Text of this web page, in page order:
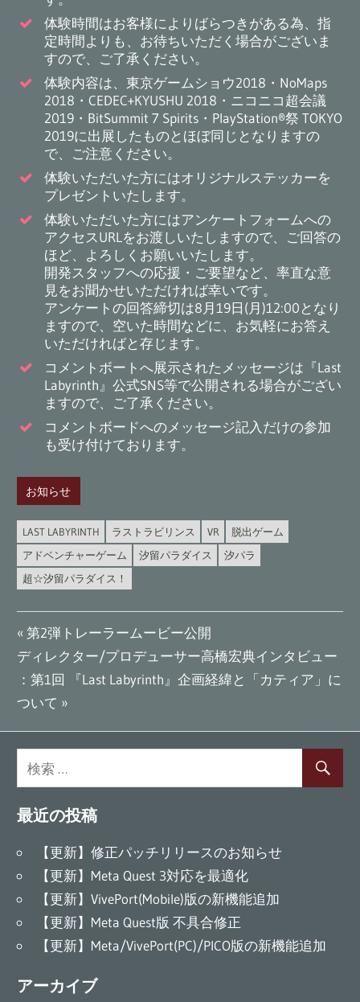
体験時間はお客様によりばらつきがある為、指
定時間よりも、お待ちいただく場合がございま
すので、ご了承ください。
体験内容は、東京ゲームショウ2018・NoMaps
2018・CEDEC+KYUSHU 2018・ニコニコ超会議
2019・BitSummit 7 Spirits・PlayStation®祭 TOKYO
2019に出展したものとほぼ同じとなりますの
で、ご注意ください。
体験いただいた方にはオリジナルステッカーを
プレゼントいたします。
体験いただいた方にはアンケートフォームへの
アクセスURLをお渡しいたしますので、ご回答の
ほど、よろしくお願いいたします。
開発スタッフへの応援・ご要望など、率直な意
見をお聞かせいただければ幸いです。
アンケートの回答締切は8月19日(月)12:00となり
ますので、空いた時間などに、お気軽にお答え
いただければと存じます。
コメントボートへ展示されたメッセージは『Last
Labyrinth』公式SNS等で公開される場合がござい
ますので、ご了承ください。
コメントボードへのメッセージ記入だけの参加
も受け付けております。
お知らせ
LAST LABYRINTH ラストラビリンス VR
脱出ゲーム
アドベンチャーゲーム
汐留パラダイス
汐パラ
超☆汐留パラダイス！
投
稿
ナ
ビ
ゲ
ー
シ
ョ
ン
前
の
記
事:
第2弾トレーラームービー公開
次
の
記
ディレクター/プロデューサー高橋宏典インタビュー
：第1回 『Last Labyrinth』企画経緯と「カティア」に
ついて
最近の投稿
【更新】修正パッチリリースのお知らせ
【更新】Meta Quest 3対応を最適化
【更新】VivePort(Mobile)版の新機能追加
【更新】Meta Quest版 不具合修正
【更新】Meta/VivePort(PC)/PICO版の新機能追加
アーカイブ